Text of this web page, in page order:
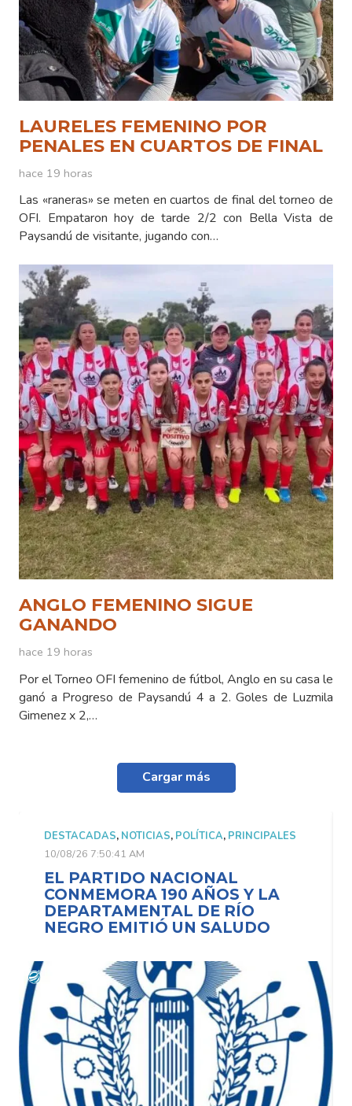
LAURELES FEMENINO POR
PENALES EN CUARTOS DE FINAL
hace 19 horas
Las «raneras» se meten en cuartos de final del torneo de
OFI. Empataron hoy de tarde 2/2 con Bella Vista de
Paysandú de visitante, jugando con…
ANGLO FEMENINO SIGUE
GANANDO
hace 19 horas
Por el Torneo OFI femenino de fútbol, Anglo en su casa le
ganó a Progreso de Paysandú 4 a 2. Goles de Luzmila
Gimenez x 2,…
Cargar más
DESTACADAS ,NOTICIAS ,POLÍTICA ,PRINCIPALES
10/08/26 7:50:41 AM
EL PARTIDO NACIONAL
CONMEMORA 190 AÑOS Y LA
DEPARTAMENTAL DE RÍO
NEGRO EMITIÓ UN SALUDO